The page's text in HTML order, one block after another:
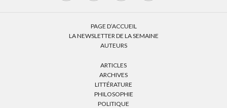
PAGE D’ACCUEIL
LA NEWSLETTER DE LA SEMAINE
AUTEURS
ARTICLES
ARCHIVES
LITTÉRATURE
PHILOSOPHIE
POLITIQUE